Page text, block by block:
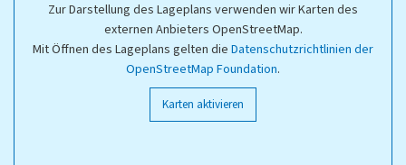
Zur Darstellung des Lageplans verwenden wir Karten des
externen Anbieters OpenStreetMap.
Mit Öffnen des Lageplans gelten die Datenschutzrichtlinien der
OpenStreetMap Foundation.
Karten aktivieren